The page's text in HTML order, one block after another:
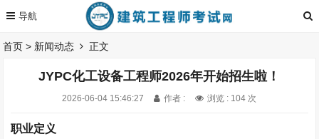
首页 > 新闻动态 正文
JYPC化工设备工程师2026年开始招生啦！
2026-06-04 15:46:27 作者 : 浏览 : 104 次
职业定义